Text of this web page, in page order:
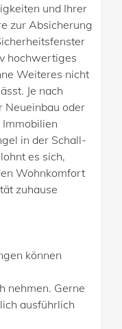
und Ihrer
zur Absicherung
hochwertiges
Weiteres nicht
Je nach
Neueinbau oder
in der Schall-
es sich,
Wohnkomfort
zuhause
können
nehmen. Gerne
ausführlich